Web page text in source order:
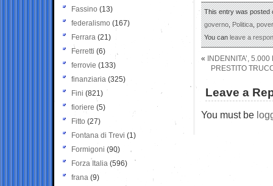
This entry was posted
governo,Politica,
You canleave a
«
INDENNITA’,
PRESTITO
Leave a
You must be
Fassino (13)
federalismo (167)
Ferrara (21)
Ferretti (6)
ferrovie (133)
finanziaria (325)
Fini (821)
fioriere (5)
Fitto (27)
Fontana di Trevi (1)
Formigoni (90)
Forza Italia (596)
frana (9)